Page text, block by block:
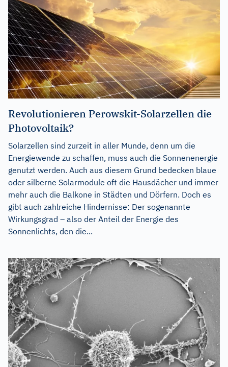
Revolutionieren Perowskit-Solarzellen die
Photovoltaik?
Solarzellen sind zurzeit in aller Munde, denn um die
Energiewende zu schaffen, muss auch die Sonnenenergie
genutzt werden. Auch aus diesem Grund bedecken blaue
oder silberne Solarmodule oft die Hausdächer und immer
mehr auch die Balkone in Städten und Dörfern. Doch es
gibt auch zahlreiche Hindernisse: Der sogenannte
Wirkungsgrad – also der Anteil der Energie des
Sonnenlichts, den die...